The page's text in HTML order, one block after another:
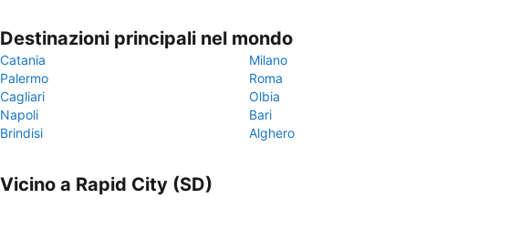
Destinazioni principali nel mondo
Catania
Milano
Palermo
Roma
Cagliari
Olbia
Napoli
Bari
Brindisi
Alghero
Vicino a Rapid City (SD)